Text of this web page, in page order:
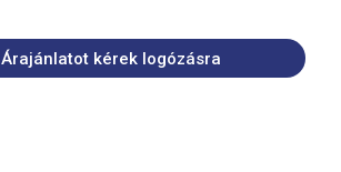
Árajánlatot kérek logózásra